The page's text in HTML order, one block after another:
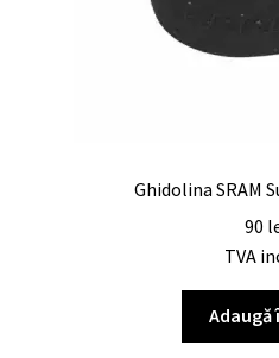
Ghidolina SRAM
90
TVA
Adaugă